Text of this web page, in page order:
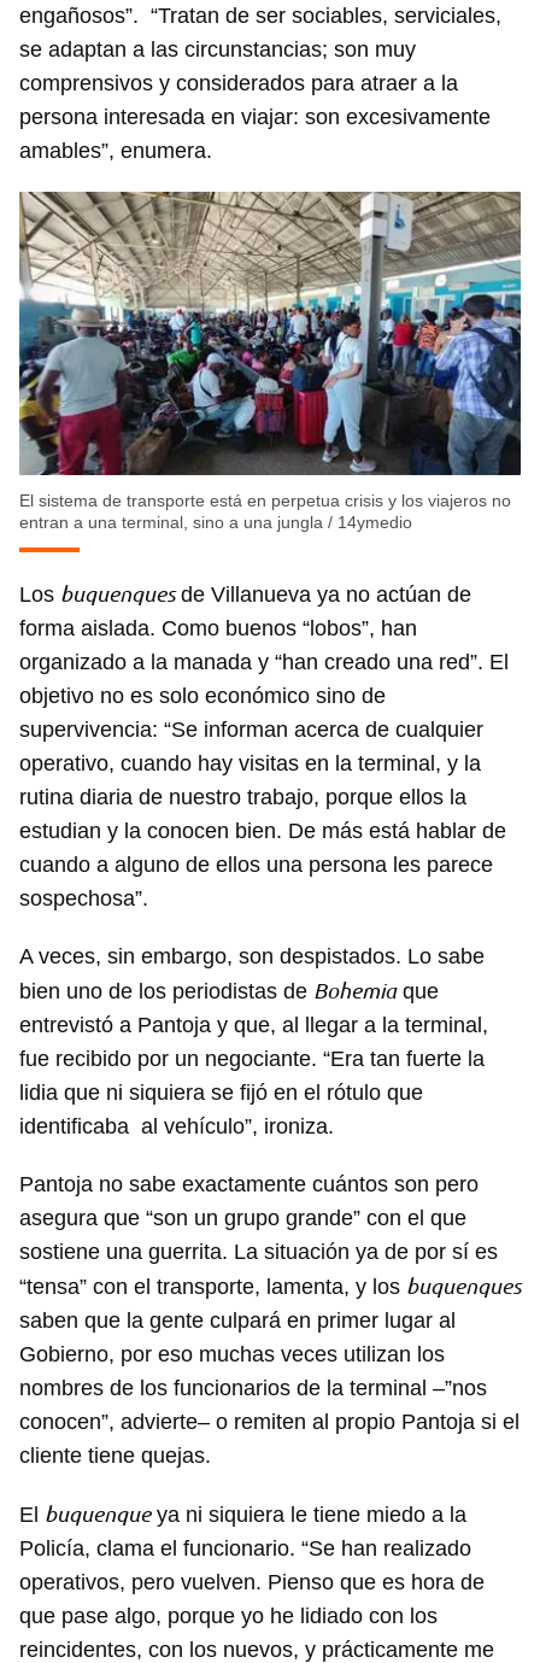
engañosos”. “Tratan de ser sociables, serviciales,
se adaptan a las circunstancias; son muy
comprensivos y considerados para atraer a la
persona interesada en viajar: son excesivamente
amables”, enumera.
El sistema de transporte está en perpetua crisis y los viajeros no
entran a una terminal, sino a una jungla / 14ymedio
Los buquenquesde Villanueva ya no actúan de
forma aislada. Como buenos “lobos”, han
organizado a la manada y “han creado una red”. El
objetivo no es solo económico sino de
supervivencia: “Se informan acerca de cualquier
operativo, cuando hay visitas en la terminal, y la
rutina diaria de nuestro trabajo, porque ellos la
estudian y la conocen bien. De más está hablar de
cuando a alguno de ellos una persona les parece
sospechosa”.
A veces, sin embargo, son despistados. Lo sabe
bien uno de los periodistas de Bohemiaque
entrevistó a Pantoja y que, al llegar a la terminal,
fue recibido por un negociante. “Era tan fuerte la
lidia que ni siquiera se fijó en el rótulo que
identificaba al vehículo”, ironiza.
Pantoja no sabe exactamente cuántos son pero
asegura que “son un grupo grande” con el que
sostiene una guerrita. La situación ya de por sí es
“tensa” con el transporte, lamenta, y los buquenques
saben que la gente culpará en primer lugar al
Gobierno, por eso muchas veces utilizan los
nombres de los funcionarios de la terminal –”nos
conocen”, advierte– o remiten al propio Pantoja si el
cliente tiene quejas.
El buquenqueya ni siquiera le tiene miedo a la
Policía, clama el funcionario. “Se han realizado
operativos, pero vuelven. Pienso que es hora de
que pase algo, porque yo he lidiado con los
reincidentes, con los nuevos, y prácticamente me